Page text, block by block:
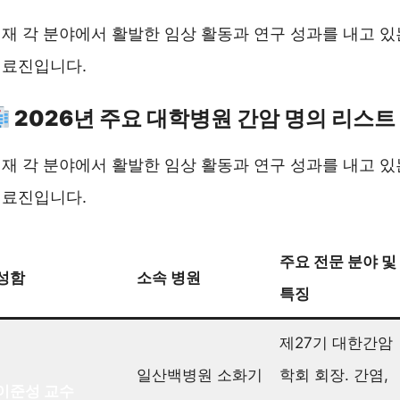
각 분야에서 활발한 임상 활동과 연구 성과를 내고 있
진입니다.
2026년 주요 대학병원 간암 명의 리스트
각 분야에서 활발한 임상 활동과 연구 성과를 내고 있
진입니다.
함 소속 병원
주요 전문 분야 및
특징
일산백병원 소화기
제27기 대한간암
학회 회장. 간염,